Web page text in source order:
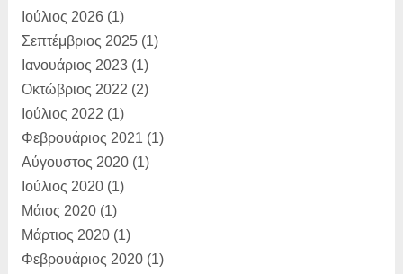
ΑΚΗΣ ΧΟΥΖΟΥΡΗΣ:
για συζήτησ...
Dimitris Bertzeletos:
Παραλιώτη, σε διαβ�...
Ιούλιος 2026(1)
Σεπτέμβριος 2025(1)
Ιανουάριος 2023(1)
Οκτώβριος 2022 (2)
Ιούλιος 2022 (1)
Φεβρουάριος 2021 (1)
Αύγουστος 2020(1)
Ιούλιος 2020(1)
Μάιος 2020(1)
Μάρτιος 2020(1)
Φεβρουάριος 2020(1)